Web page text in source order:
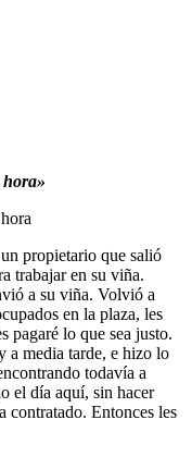
hora»
propietario que salió
trabajar en su viña.
a su viña. Volvió a
en la plaza, les
pagaré lo que sea justo.
a media tarde, e hizo lo
todavía a
el día aquí, sin hacer
contratado. Entonces les